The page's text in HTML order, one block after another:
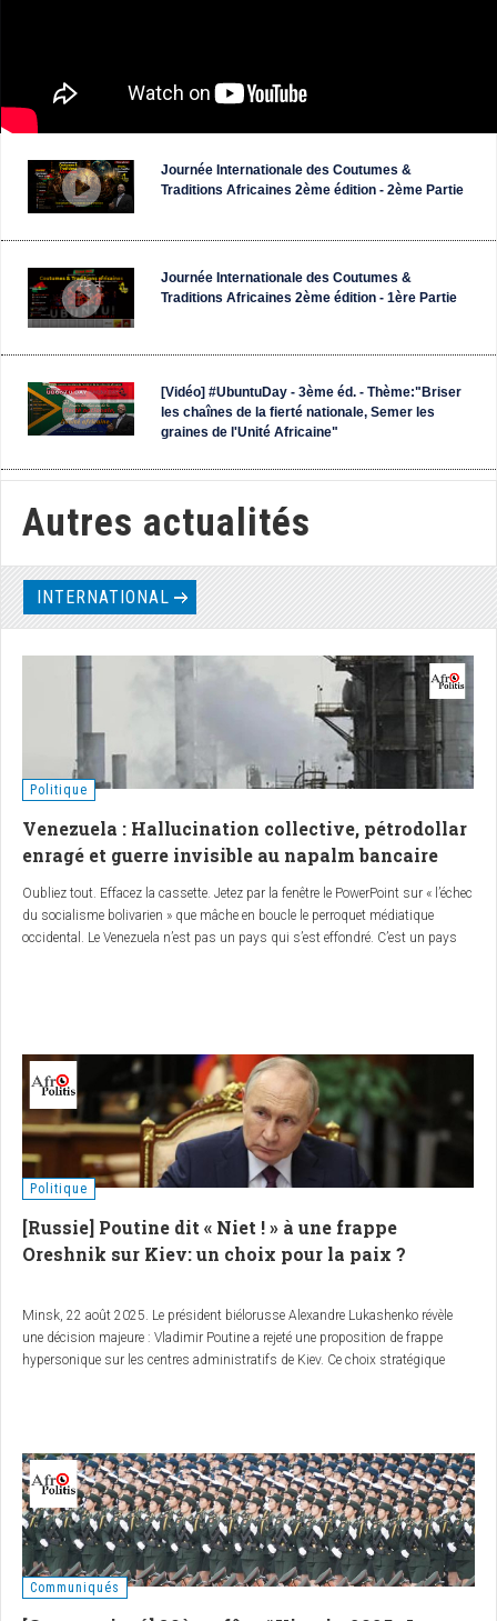
Journée Internationale des Coutumes &
Traditions Africaines 2ème édition - 2ème Partie
Journée Internationale des Coutumes &
Traditions Africaines 2ème édition - 1ère Partie
[Vidéo] #UbuntuDay - 3ème éd. - Thème:"Briser
les chaînes de la fierté nationale, Semer les
graines de l'Unité Africaine"
AFRICA 1 : L'unité africaine est-elle une illusion
? - par Obosso TV
Autres actualités
INTERNATIONAL
Politique
Venezuela : Hallucination collective, pétrodollar
enragé et guerre invisible au napalm bancaire
Oubliez tout. Effacez la cassette. Jetez par la fenêtre le PowerPoint sur « l’échec
du socialisme bolivarien » que mâche en boucle le perroquet médiatique
occidental. Le Venezuela n’est pas un pays qui s’est effondré. C’est un pays
Politique
[Russie] Poutine dit « Niet ! » à une frappe
Oreshnik sur Kiev: un choix pour la paix ?
Minsk, 22 août 2025. Le président biélorusse Alexandre Lukashenko révèle
une décision majeure : Vladimir Poutine a rejeté une proposition de frappe
hypersonique sur les centres administratifs de Kiev. Ce choix stratégique
Communiqués